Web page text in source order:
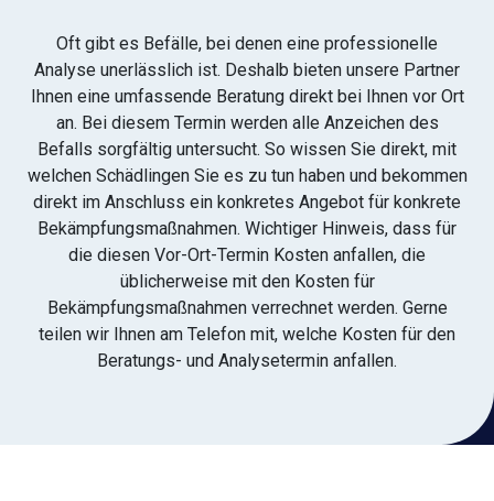
Oft gibt es Befälle, bei denen eine professionelle
Analyse unerlässlich ist. Deshalb bieten unsere Partner
Ihnen eine umfassende Beratung direkt bei Ihnen vor Ort
an. Bei diesem Termin werden alle Anzeichen des
Befalls sorgfältig untersucht. So wissen Sie direkt, mit
welchen Schädlingen Sie es zu tun haben und bekommen
direkt im Anschluss ein konkretes Angebot für konkrete
Bekämpfungsmaßnahmen. Wichtiger Hinweis, dass für
die diesen Vor-Ort-Termin Kosten anfallen, die
üblicherweise mit den Kosten für
Bekämpfungsmaßnahmen verrechnet werden. Gerne
teilen wir Ihnen am Telefon mit, welche Kosten für den
Beratungs- und Analysetermin anfallen.